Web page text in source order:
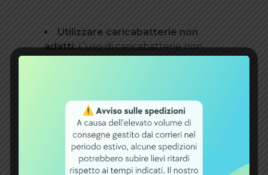
Utilizzare caricabatterie non
adatti:L’uso di caricabatterie non
solo caricabatterie consigliati dal
produttore.
Ignorare i segnali di